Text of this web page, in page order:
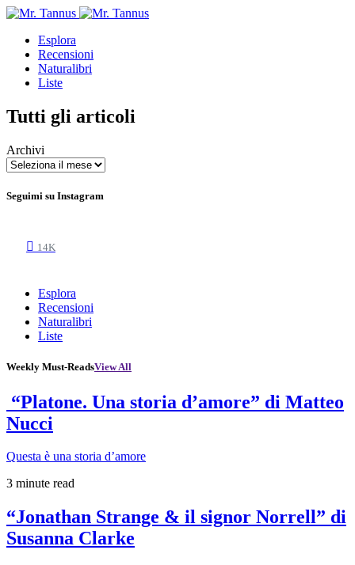
Esplora
Recensioni
Naturalibri
Liste
Tutti gli articoli
Archivi
Seguimi su Instagram
14K
Esplora
Recensioni
Naturalibri
Liste
Weekly Must-ReadsView All
“Platone. Una storia d’amore” di Matteo
Nucci
Questa è una storia d’amore
3 minute read
“Jonathan Strange & il signor Norrell” di
Susanna Clarke